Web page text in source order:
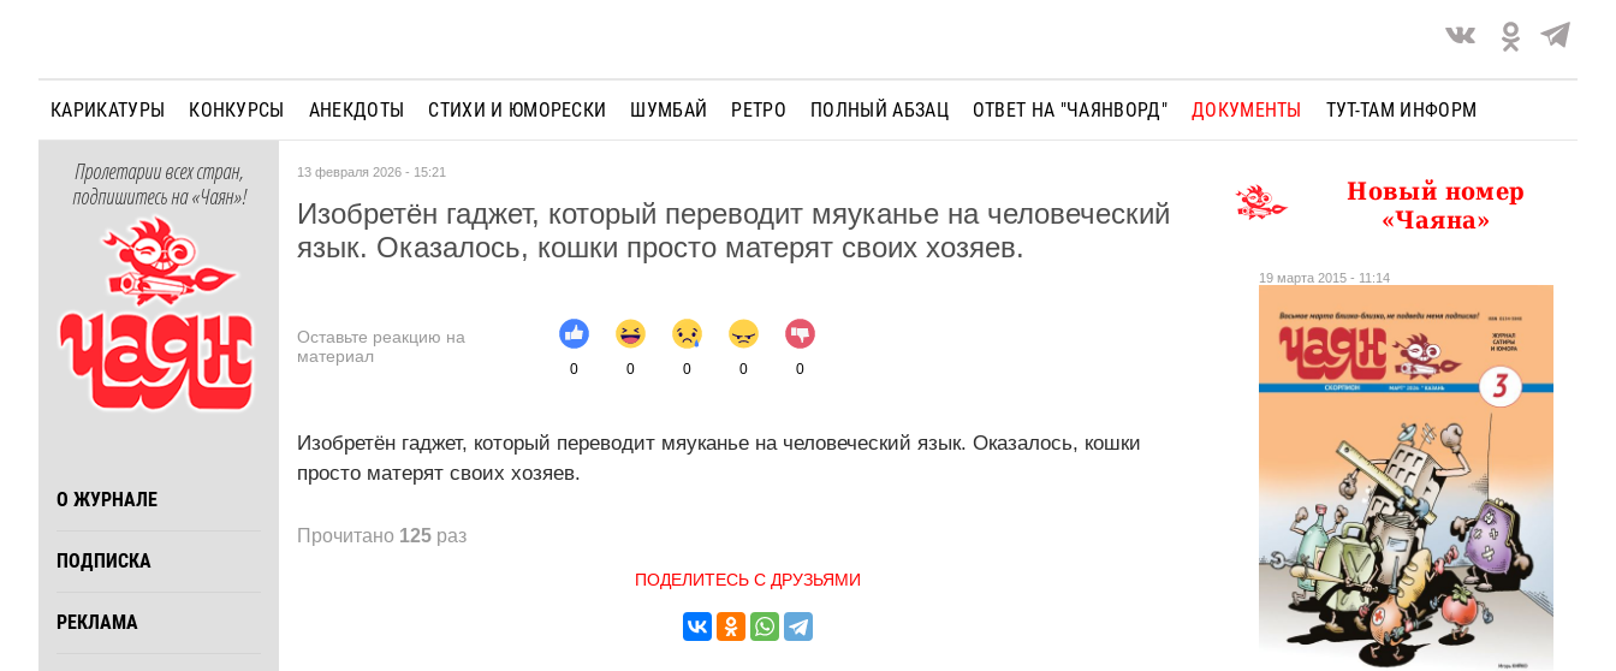
КАРИКАТУРЫ КОНКУРСЫ АНЕКДОТЫ СТИХИ И ЮМОРЕСКИ ШУМБАЙ РЕТРО ПОЛНЫЙ АБЗАЦ ОТВЕТ НА "ЧАЯНВОРД" ДОКУМЕНТЫ ТУТ-ТАМ ИНФОРМ
Пролетарии всех стран,
подпишитесь на «Чаян»!
О ЖУРНАЛЕ
ПОДПИСКА
РЕКЛАМА
13 февраля 2026 - 15:21
Изобретён гаджет, который пере­водит мяуканье на человеческий
язык. Оказалось, кошки просто матерят своих хозяев.
Оставьте реакцию на
материал
0 0 0 0 0
Изобретён гаджет, который пере­водит мяуканье на человеческий язык. Оказалось, кошки
просто матерят своих хозяев.
Прочитано 125 раз
ПОДЕЛИТЕСЬ С ДРУЗЬЯМИ
Новый номер
«Чаяна»
19 марта 2015 - 11:14